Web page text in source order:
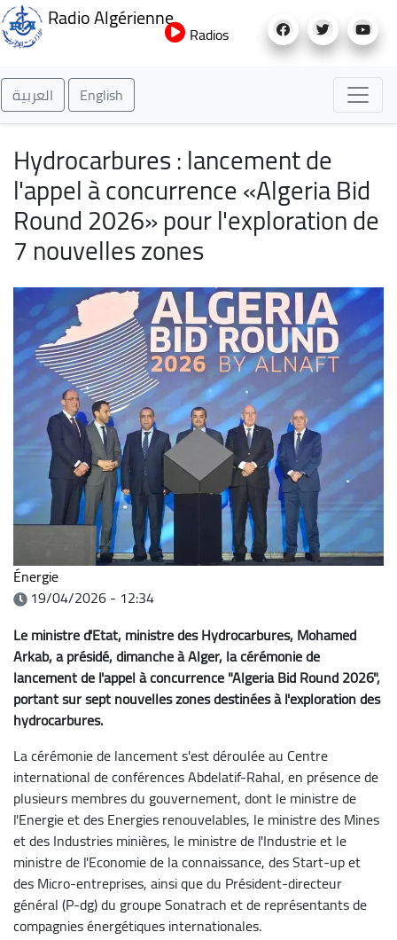
au
Radio Algérienne
Radios
العربية English
Hydrocarbures : lancement de
l'appel à concurrence «Algeria Bid
Round 2026» pour l'exploration de
7 nouvelles zones
Énergie
19/04/2026 - 12:34
Le ministre d'Etat, ministre des Hydrocarbures, Mohamed
Arkab, a présidé, dimanche à Alger, la cérémonie de
lancement de l'appel à concurrence "Algeria Bid Round 2026",
portant sur sept nouvelles zones destinées à l'exploration des
hydrocarbures.
La cérémonie de lancement s'est déroulée au Centre
international de conférences Abdelatif-Rahal, en présence de
plusieurs membres du gouvernement, dont le ministre de
l'Energie et des Energies renouvelables, le ministre des Mines
et des Industries minières, le ministre de l'Industrie et le
ministre de l'Economie de la connaissance, des Start-up et
des Micro-entreprises, ainsi que du Président-directeur
général (P-dg) du groupe Sonatrach et de représentants de
compagnies énergétiques internationales.